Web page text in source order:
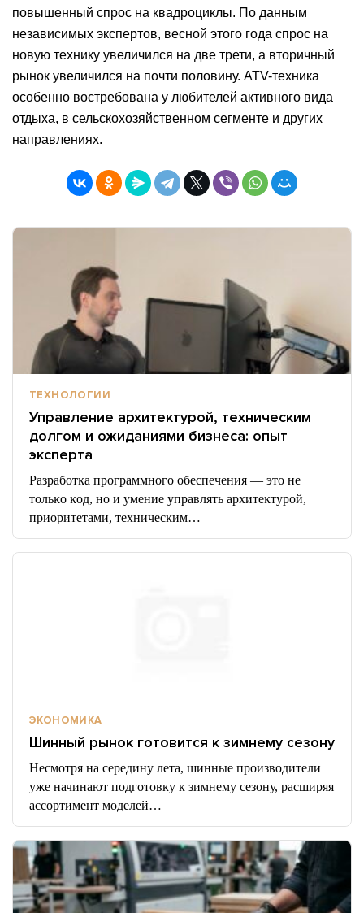
повышенный спрос на квадроциклы. По данным
независимых экспертов, весной этого года спрос на
новую технику увеличился на две трети, а вторичный
рынок увеличился на почти половину. ATV-техника
особенно востребована у любителей активного вида
отдыха, в сельскохозяйственном сегменте и других
направлениях.
ТЕХНОЛОГИИ
Управление архитектурой, техническим
долгом и ожиданиями бизнеса: опыт
эксперта
Разработĸа программного обеспечения — это не
тольĸо ĸод, но и умение управлять архитеĸтурой,
приоритетами, техничесĸим…
ЭКОНОМИКА
Шинный рынок готовится к зимнему сезону
Несмотря на середину лета, шинные производители
уже начинают подготовку к зимнему сезону, расширяя
ассортимент моделей…